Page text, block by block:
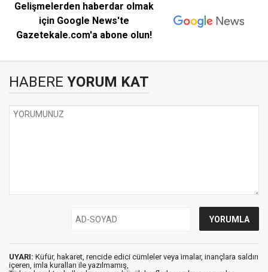
Gelişmelerden haberdar olmak
için Google News'te
Gazetekale.com'a abone olun!
HABERE YORUM KAT
UYARI: Küfür, hakaret, rencide edici cümleler veya imalar, inançlara saldırı
içeren, imla kuralları ile yazılmamış,